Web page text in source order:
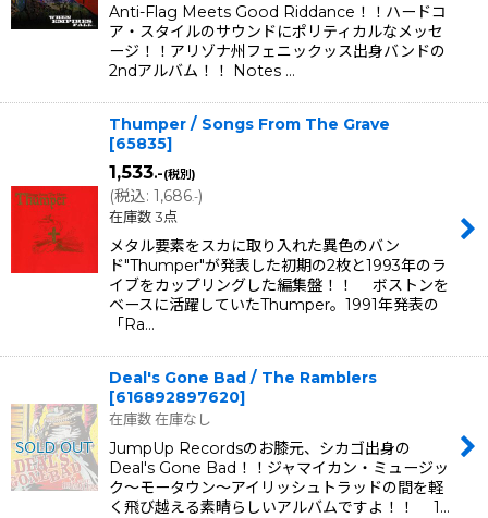
Anti-Flag Meets Good Riddance！！ハードコ
ア・スタイルのサウンドにポリティカルなメッセ
ージ！！アリゾナ州フェニックッス出身バンドの
2ndアルバム！！ Notes …
Thumper / Songs From The Grave
[65835]
1,533.-(税別)
(税込: 1,686.-)
在庫数 3点
メタル要素をスカに取り入れた異色のバン
ド"Thumper"が発表した初期の2枚と1993年のラ
イブをカップリングした編集盤！！ ボストンを
ベースに活躍していたThumper。1991年発表の
「Ra…
Deal's Gone Bad / The Ramblers
[616892897620]
在庫数 在庫なし
JumpUp Recordsのお膝元、シカゴ出身の
Deal's Gone Bad！！ジャマイカン・ミュージッ
ク〜モータウン〜アイリッシュトラッドの間を軽
く飛び越える素晴らしいアルバムですよ！！ 1…